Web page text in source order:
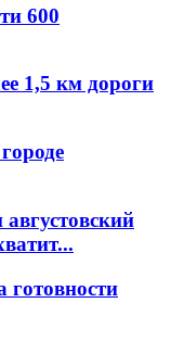
600
1,5 км дороги
готовности